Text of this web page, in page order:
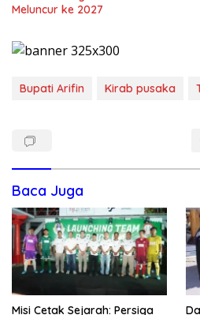
Meluncur ke 2027
Bupati Arifin Kirab pusaka
Baca Juga
Misi Cetak Sejarah: Persiga